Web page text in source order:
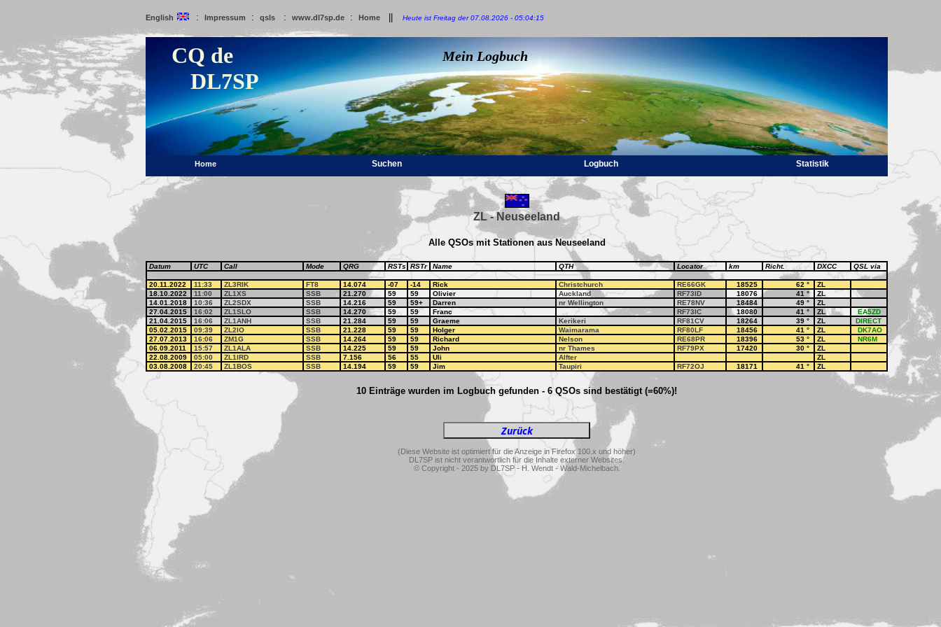
English : Impressum : qsls : www.dl7sp.de : Home Heute ist Freitag der 07.08.2026 - 05:04:15
CQ de
DL7SP
Mein Logbuch
Home Suchen Logbuch Statistik
ZL - Neuseeland
Alle QSOs mit Stationen aus Neuseeland
Datum UTC Call Mode QRG RSTs RSTr Name QTH Locator km Richt. DXCC QSL via
20.11.2022 11:33 ZL3RIK FT8 14.074 -07 -14 Rick Christchurch RE66GK 18525 62 °
ZL
18.10.2022
11:00 ZL1XS SSB 21.270 59 59 Olivier Auckland RF73ID 18076 41 °
ZL
14.01.2018
10:36 ZL2SDX SSB 14.216 59 59+ Darren nr Wellington RE78NV 18484 49 °
ZL
27.04.2015
16:02 ZL1SLO SSB 14.270 59 59 Franc RF73IC 18080 41 ° ZL
EA5ZD
21.04.2015
16:06 ZL1ANH SSB 21.284 59 59 Graeme Kerikeri RF81CV 18264 39 ° ZL
DIRECT
05.02.2015
09:39 ZL2IO SSB 21.228 59 59 Holger Waimarama RF80LF 18456 41 ° ZL
DK7AO
27.07.2013
16:06 ZM1G SSB 14.264 59 59 Richard Nelson RE68PR 18396 53 ° ZL
NR6M
06.09.2011
15:57 ZL1ALA SSB 14.225 59 59 John nr Thames RF79PX 17420 30 °
ZL
22.08.2009
05:00 ZL1IRD SSB 7.156 56 55 Uli Alfter
ZL
03.08.2008
20:45 ZL1BOS SSB 14.194 59 59 Jim Taupiri RF72OJ 18171 41 ° ZL
10 Einträge wurden im Logbuch gefunden - 6 QSOs sind bestätigt (=60%)!
(Diese Website ist optimiert für die Anzeige in Firefox 100.x und höher)
DL7SP ist nicht verantwortlich für die Inhalte externer Websites.
© Copyright - 2025 by DL7SP - H. Wendt - Wald-Michelbach.